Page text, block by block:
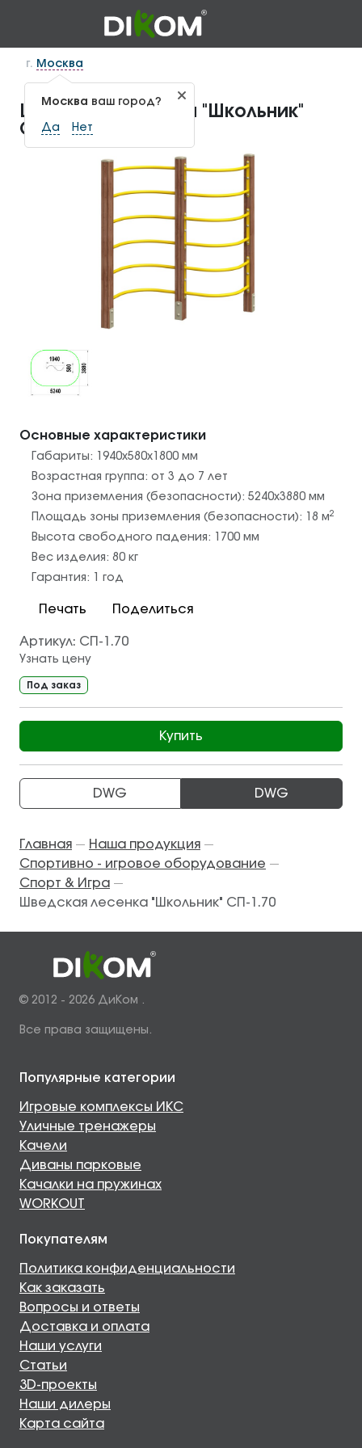
г. Москва
Москва ваш город?
Да Нет
Шведская лесенка "Школьник"
СП-1.70
Основные характеристики
Габариты: 1940х580х1800 мм
Возрастная группа: от 3 до 7 лет
Зона приземления (безопасности): 5240х3880 мм
Площадь зоны приземления (безопасности):
18 м2
Высота свободного падения: 1700мм
Вес изделия: 80 кг
Гарантия:
1 год
Печать Поделиться
Артикул: СП-1.70
Узнать цену
Под заказ
Купить
DWG DWG
Главная — Наша продукция —
Спортивно - игровое оборудование —
Спорт & Игра —
Шведская лесенка "Школьник" СП-1.70
© 2012 - 2026 ДиКом .
Все права защищены.
Популярные категории
Игровые комплексы ИКС
Уличные тренажеры
Качели
Диваны парковые
Качалки на пружинах
WORKOUT
Покупателям
Политика конфиденциальности
Как заказать
Вопросы и ответы
Доставка и оплата
Наши услуги
Статьи
3D-проекты
Наши дилеры
Карта сайта